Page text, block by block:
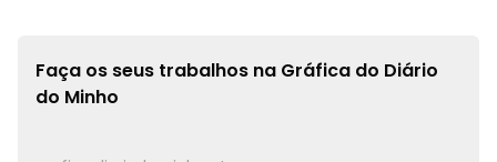
Faça os seus trabalhos na Gráfica do Diário
do Minho